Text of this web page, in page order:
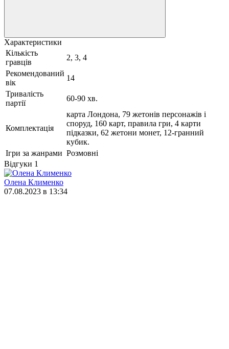
Характеристики
Кількість
гравців
2, 3, 4
Рекомендований
вік
14
Тривалість
партії
60-90 хв.
Комплектація
карта Лондона, 79 жетонів персонажів і
споруд, 160 карт, правила гри, 4 карти
підказки, 62 жетони монет, 12-гранний
кубик.
Ігри за жанрами Розмовні
Відгуки 1
Олена Клименко
07.08.2023 в 13:34